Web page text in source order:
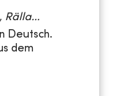
Rälla...
Deutsch.
dem